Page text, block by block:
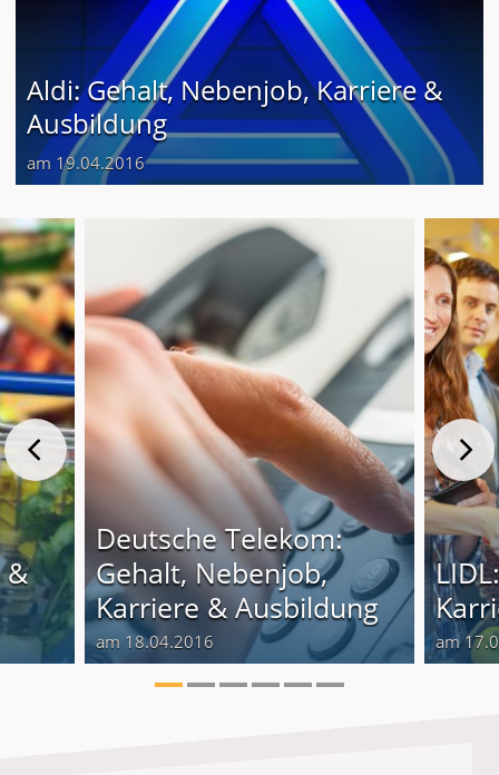
Aldi: Gehalt, Nebenjob, Karriere &
Ausbildung
am 19.04.2016
&
Deutsche Telekom:
Gehalt, Nebenjob,
Karriere & Ausbildung
am 18.04.2016 am